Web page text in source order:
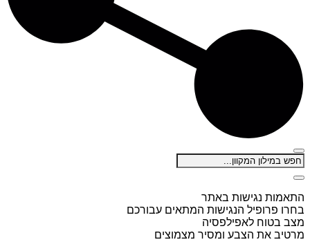
התאמות נגישות באתר
בחרו פרופיל הנגישות המתאים עבורכם
מצב בטוח לאפילפסיה
מרטיב את הצבע ומסיר מצמוצים